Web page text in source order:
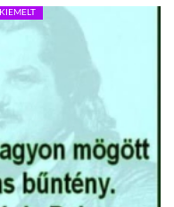
KIEMELT